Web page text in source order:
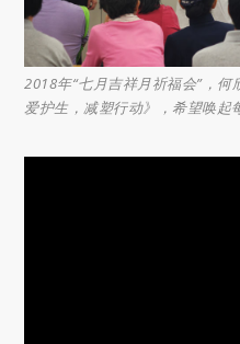
2018年“七月吉祥月祈福会”，
爱护生，减塑行动》，希望唤起